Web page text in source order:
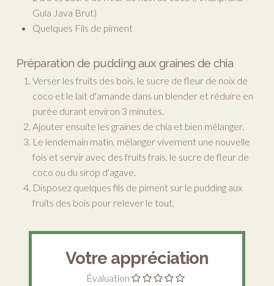
Gula Java Brut)
Quelques Fils de piment
Préparation de pudding aux graines de chia
Verser les fruits des bois, le sucre de fleur de noix de
coco et le lait d'amande dans un blender et réduire en
purée durant environ 3 minutes.
Ajouter ensuite les graines de chia et bien mélanger.
Le lendemain matin, mélanger vivement une nouvelle
fois et servir avec des fruits frais, le sucre de fleur de
coco ou du sirop d'agave.
Disposez quelques fils de piment sur le pudding aux
fruits des bois pour relever le tout.
Votre appréciation
Évaluation